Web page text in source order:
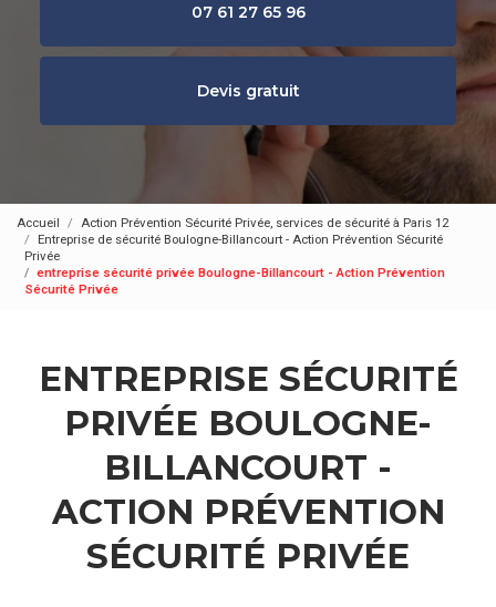
07 61 27 65 96
Devis gratuit
Accueil
Action Prévention Sécurité Privée, services de sécurité à Paris 12
Entreprise de sécurité Boulogne-Billancourt - Action Prévention Sécurité
Privée
entreprise sécurité privée Boulogne-Billancourt - Action Prévention
Sécurité Privée
ENTREPRISE SÉCURITÉ
PRIVÉE BOULOGNE-
BILLANCOURT -
ACTION PRÉVENTION
SÉCURITÉ PRIVÉE